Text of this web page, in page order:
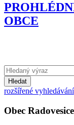
OBCE
Hledat
rozšířené vyhledávání
Obec Radovesice